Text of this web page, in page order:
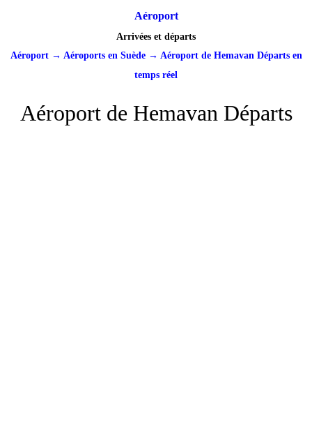
Aéroport
Arrivées et départs
Aéroport→ Aéroports en Suède→ Aéroport de Hemavan Départs en
temps réel
Aéroport de Hemavan Départs